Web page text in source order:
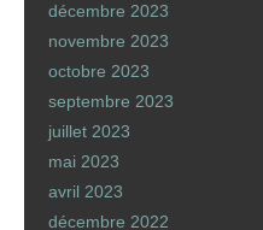
décembre 2023
novembre 2023
octobre 2023
septembre 2023
juillet 2023
mai 2023
avril 2023
décembre 2022